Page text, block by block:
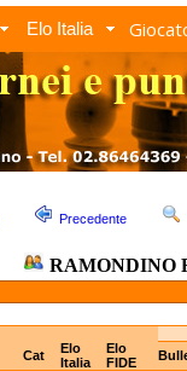
Elo Italia
Precedente
RAMONDINO
Cat
Elo
Italia
Elo
FIDE